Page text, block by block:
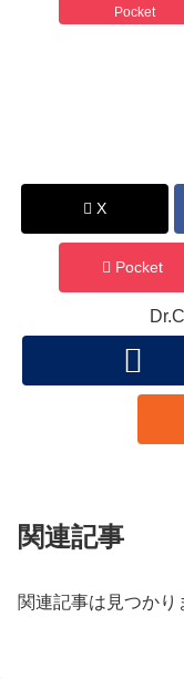
Pocket
X
Pocket
関連記事
関連記事は見つかり